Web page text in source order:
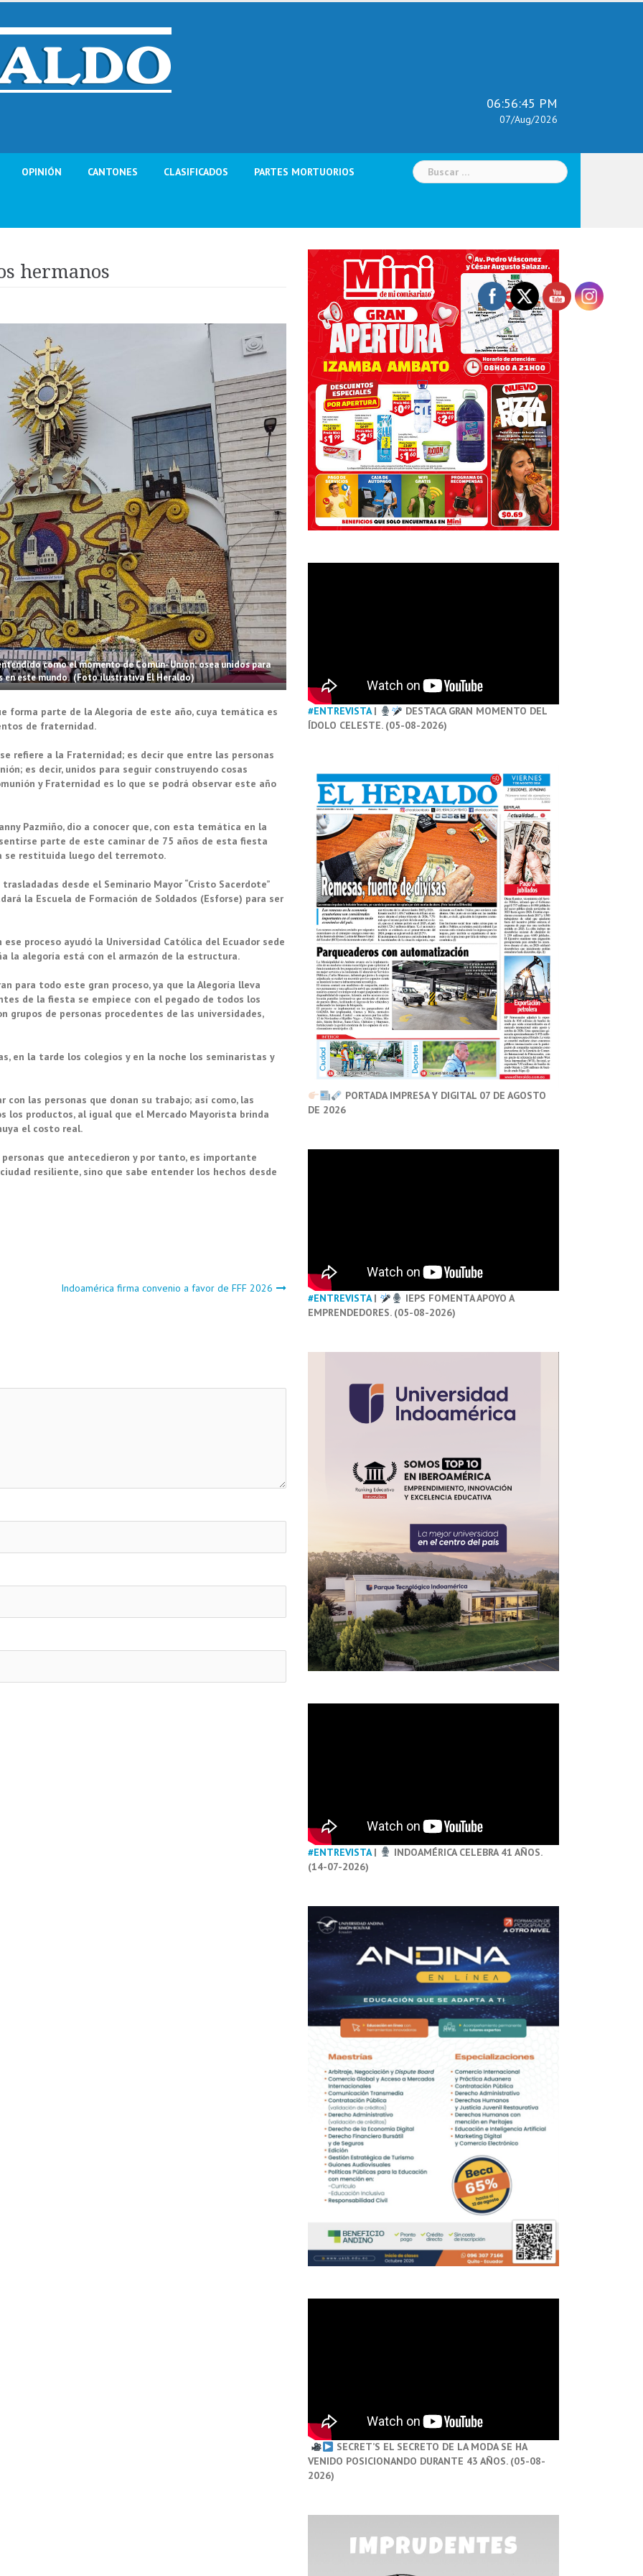
06:56:46 PM
07/Aug/2026
OPINIÓN CANTONES CLASIFICADOS PARTES MORTUORIOS Buscar:
hermanos
como el momento de Común- Unión; osea unidos para
en este mundo. (Foto ilustrativa El Heraldo)
forma parte de la Alegoría de este año, cuya temática es
de fraternidad.
refiere a la Fraternidad; es decir que entre las personas
es decir, unidos para seguir construyendo cosas
y Fraternidad es lo que se podrá observar este año
Pazmiño, dio a conocer que, con esta temática en la
parte de este caminar de 75 años de esta fiesta
se restituida luego del terremoto.
desde el Seminario Mayor “Cristo Sacerdote”
la Escuela de Formación de Soldados (Esforse) para ser
proceso ayudó la Universidad Católica del Ecuador sede
la alegoría está con el armazón de la estructura.
para todo este gran proceso, ya que la Alegoría lleva
de la fiesta se empiece con el pegado de todos los
grupos de personas procedentes de las universidades,
en la tarde los colegios y en la noche los seminaristas y
las personas que donan su trabajo; así como, las
los productos, al igual que el Mercado Mayorista brinda
el costo real.
que antecedieron y por tanto, es importante
resiliente, sino que sabe entender los hechos desde
Indoamérica firma convenio a favor de FFF 2026
#ENTREVISTA|
DESTACA GRAN MOMENTO DEL
ÍDOLO CELESTE. (05-08-2026)
PORTADA IMPRESA Y DIGITAL 07 DE AGOSTO
DE 2026
#ENTREVISTA|
IEPS FOMENTA APOYO A
EMPRENDEDORES. (05-08-2026)
#ENTREVISTA|
INDOAMÉRICA CELEBRA 41 AÑOS.
(14-07-2026)
SECRET’S EL SECRETO DE LA MODA SE HA
VENIDO POSICIONANDO DURANTE 43 AÑOS. (05-08-
2026)